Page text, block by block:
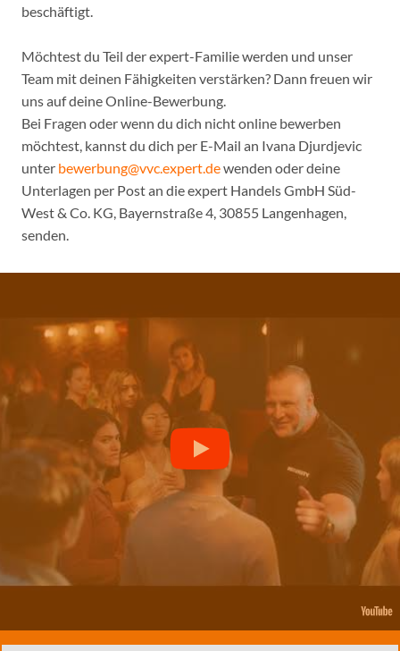
beschäftigt.
Möchtest du Teil der expert-Familie werden und unser
Team mit deinen Fähigkeiten verstärken? Dann freuen wir
uns auf deine Online-Bewerbung.
Bei Fragen oder wenn du dich nicht online bewerben
möchtest, kannst du dich per E-Mail an Ivana Djurdjevic
unter bewerbung@vvc.expert.dewenden oder deine
Unterlagen per Post an die expert Handels GmbH Süd-
West & Co. KG, Bayernstraße 4, 30855 Langenhagen,
senden.